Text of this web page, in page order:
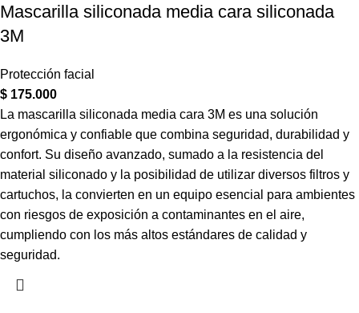
Mascarilla siliconada media cara siliconada
3M
Protección facial
$ 175.000
La mascarilla siliconada media cara 3M es una solución
ergonómica y confiable que combina seguridad, durabilidad y
confort. Su diseño avanzado, sumado a la resistencia del
material siliconado y la posibilidad de utilizar diversos filtros y
cartuchos, la convierten en un equipo esencial para ambientes
con riesgos de exposición a contaminantes en el aire,
cumpliendo con los más altos estándares de calidad y
seguridad.